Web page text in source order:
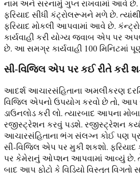
નામ અને સરનામું ગુપ્ત રાખવામાં આવે છે.
ફરિયાદ સીધી કંટ્રોલરૂમને મળે છે.
ફરિયાદ મોકલી આપવામાં આવે છે.
કાર્યવાહી કરી યોગ્ય જવાબ એપ પર
છે. આ સમગ્ર કાર્યવાહી 100 મિનિટમાં
સી-વિજિલ એપ પર કઈ રીતે કરી
આદર્શ આચારસંહિતાના અમલીકરણ
વિજિલ એપનો ઉપયોગ કરવો છે તો,
ડાઉનલોડ કરી લો. ત્યારબાદ આપના
રજીસ્ટ્રેશન કરવું પડશે. રજીસ્ટ્રેશન
આચારસંહિતાના ભંગ સંલગ્ન કોઈ પણ
સી-વિજિલ એપ પર મુકી શકશો.
પર કેમેરાનું ઓપ્શન આપવામાં આવ્યું છે.
બાદ આપ ફોટો કે વિડિયો વિસ્તૃત વિગતો